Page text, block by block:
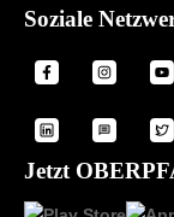
Soziale
Jetzt